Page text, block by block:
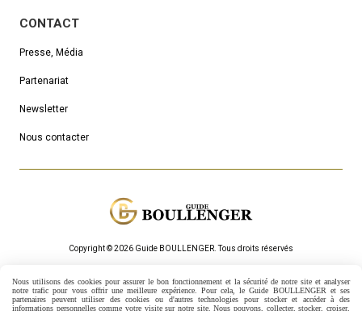
CONTACT
Presse, Média
Partenariat
Newsletter
Nous contacter
Copyright © 2026 Guide BOULLENGER.Τous droits réservés
Mon Compte
Créer un site internet
Nous utilisons des cookies pour assurer le bon fonctionnement et la sécurité de notre site et analyser
notre trafic pour vous offrir une meilleure expérience. Pour cela, le Guide BOULLENGER et ses
partenaires peuvent utiliser des cookies ou d'autres technologies pour stocker et accéder à des
informations personnelles comme votre visite sur notre site.Nous pouvons, collecter, stocker, croiser,